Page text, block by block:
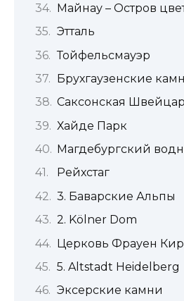
Майнау – Остров
Этталь
Тойфельсмауэр
Брухгаузенские
Саксонская
Хайде Парк
Магдебургский
Рейхстаг
3. Баварские Альпы
2. Kölner Dom
Церковь Фрауен
5. Altstadt Heidelberg
Эксерские камни